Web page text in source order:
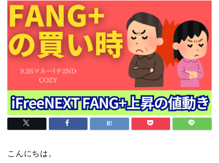
こんにちは。